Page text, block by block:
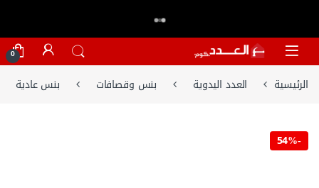
Skip to navigation
Skip to content
0
الرئيسية العدد اليدوية بنس وقصافات بنس عادية
-
54%